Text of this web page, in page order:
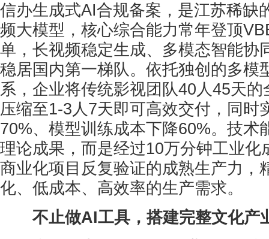
信办生成式AI合规备案，是江苏稀缺
频大模型，核心综合能力常年登顶
单，长视频稳定生成、多模态智能协
稳居国内第一梯队。依托独创的多模
系，企业将传统影视团队40人45天
压缩至1-3人7天即可高效交付，同时
70%、模型训练成本下降60%。技术
理论成果，而是经过10万分钟工业化
商业化项目反复验证的成熟生产力，
化、低成本、高效率的生产需求。
不止做AI工具，搭建完整文化产